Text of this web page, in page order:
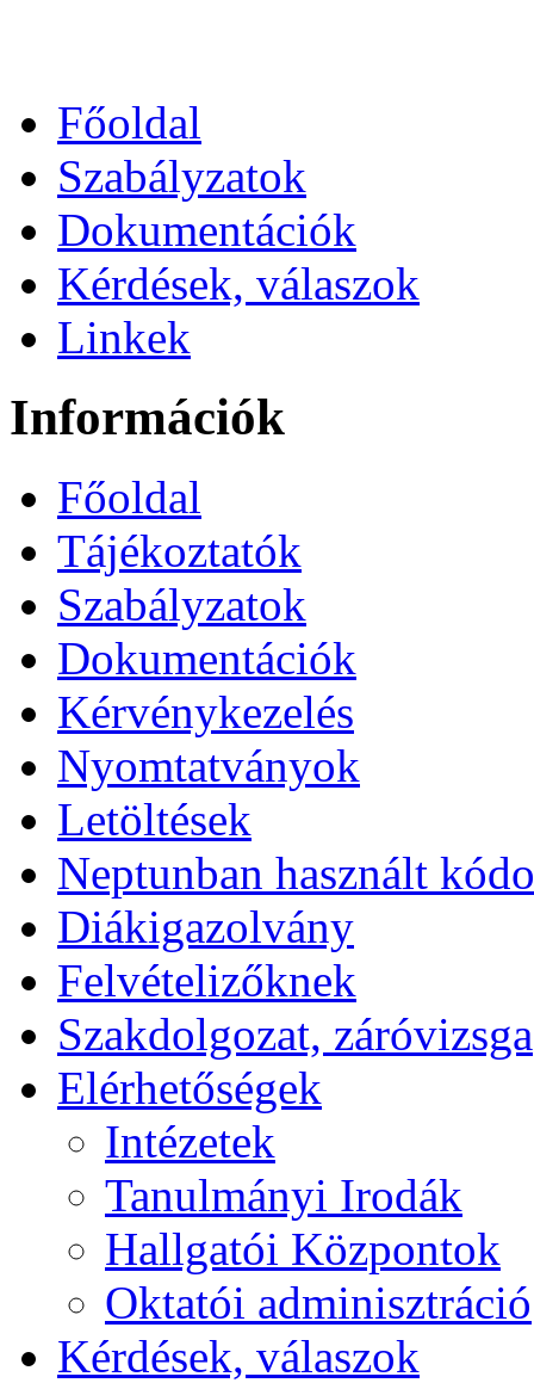
Főoldal
Szabályzatok
Dokumentációk
Kérdések, válaszok
Linkek
Információk
Főoldal
Tájékoztatók
Szabályzatok
Dokumentációk
Kérvénykezelés
Nyomtatványok
Letöltések
Neptunban használt
Diákigazolvány
Felvételizőknek
Szakdolgozat, záróvizsga
Elérhetőségek
Intézetek
Tanulmányi Irodák
Hallgatói Központok
Oktatói adminisztráció
Kérdések, válaszok